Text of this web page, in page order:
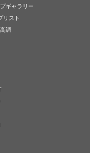
ギャラリー
リスト
調